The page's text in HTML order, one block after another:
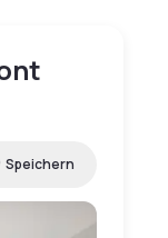
Speichern